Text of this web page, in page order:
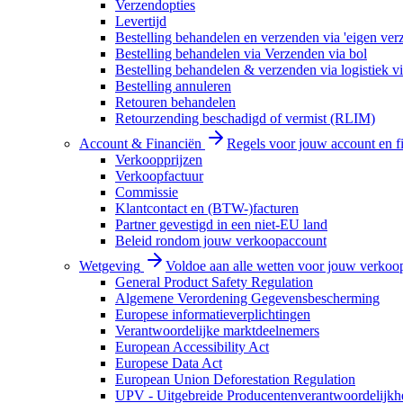
Verzendopties
Levertijd
Bestelling behandelen en verzenden via 'eigen
Bestelling behandelen via Verzenden via bol
Bestelling behandelen & verzenden via logistiek
Bestelling annuleren
Retouren behandelen
Retourzending beschadigd of vermist (RLIM)
Account & Financiën
Regels voor jouw account en
Verkoopprijzen
Verkoopfactuur
Commissie
Klantcontact en (BTW-)facturen
Partner gevestigd in een niet-EU land
Beleid rondom jouw verkoopaccount
Wetgeving
Voldoe aan alle wetten voor jouw
General Product Safety Regulation
Algemene Verordening Gegevensbescherming
Europese informatieverplichtingen
Verantwoordelijke marktdeelnemers
European Accessibility Act
Europese Data Act
European Union Deforestation Regulation
UPV - Uitgebreide